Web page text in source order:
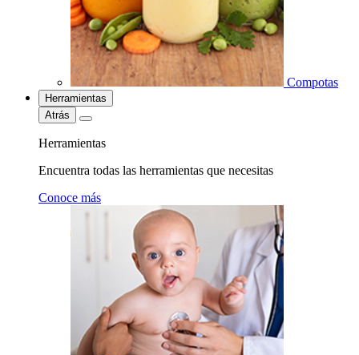
Compotas
Herramientas
Atrás
Herramientas
Encuentra todas las herramientas que necesitas
Conoce más